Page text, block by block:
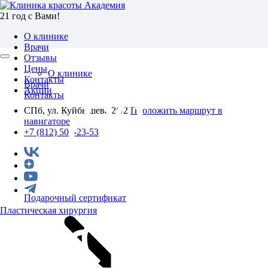
21 год с Вами!
О клинике
Врачи
Отзывы
Цены
Контакты
Акции
СПб, ул. Куйбышева 26/2 Проложить маршрут в
навигаторе
+7 (812) 501-23-53
Пластическая хирургия
О клинике
Врачи
Контакты
Подарочный сертификат